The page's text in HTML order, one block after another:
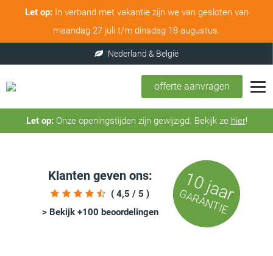
Let op:In verband met vakantie zijn we van gesloten van
maandag 27 juli t/m dinsdag 18 augustus.
offerte aanvragen
Let op:Onze openingstijden zijn gewijzigd. Bekijk ze hier!
Klanten geven ons:
( 4,5 / 5 )
> Bekijk +100 beoordelingen
10 jaar
GARANTIE